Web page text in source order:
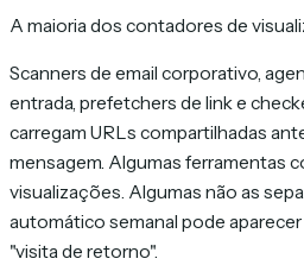
A maioria dos contadores de
Scanners de email corporativo,
entrada, prefetchers de link e
carregam URLs compartilhadas
mensagem. Algumas ferramentas
visualizações. Algumas não as
automático semanal pode
"visita de retorno".